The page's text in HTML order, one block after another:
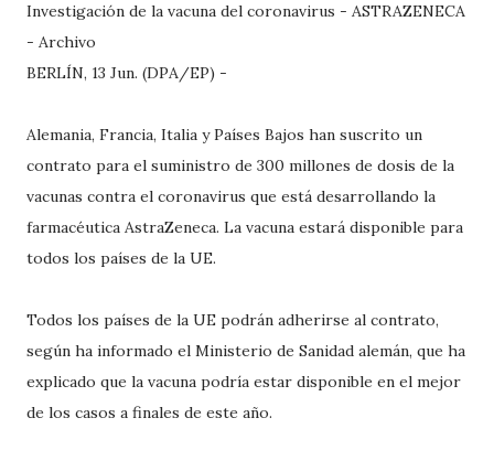
Investigación de la vacuna del coronavirus - ASTRAZENECA
- Archivo
BERLÍN, 13 Jun. (DPA/EP) -
Alemania, Francia, Italia y Países Bajos han suscrito un
contrato para el suministro de 300 millones de dosis de la
vacunas contra el coronavirus que está desarrollando la
farmacéutica AstraZeneca. La vacuna estará disponible para
todos los países de la UE.
Todos los países de la UE podrán adherirse al contrato,
según ha informado el Ministerio de Sanidad alemán, que ha
explicado que la vacuna podría estar disponible en el mejor
de los casos a finales de este año.